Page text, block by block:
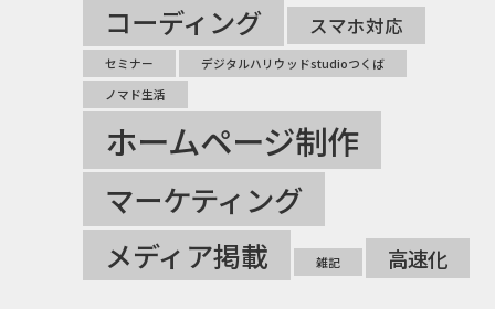
コーディング スマホ対応
セミナー
デジタルハリウッドstudioつくば
ノマド生活
ホームページ制作
マーケティング
メディア掲載 雑記 高速化